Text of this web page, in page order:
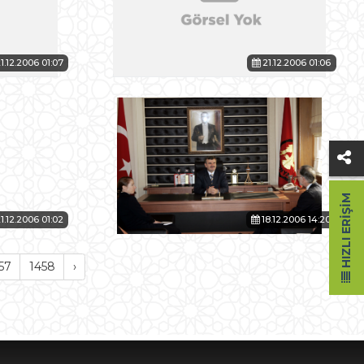
01:07 21.12.2006 01:06
01:02 18.12.2006 14:20
1458 › HIZLI ERIŞIM